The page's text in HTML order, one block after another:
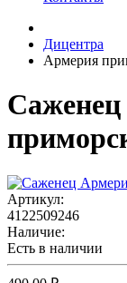
Дицентра
Армерия
Артикул:
4122509246
Наличие:
Есть в наличии